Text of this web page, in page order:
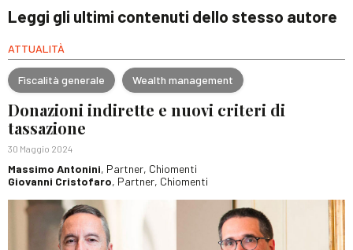
Leggi gli ultimi contenuti dello stesso autore
ATTUALITÀ
Fiscalità generale Wealth management
Donazioni indirette e nuovi criteri di
tassazione
30 Maggio 2024
Massimo Antonini, Partner, Chiomenti
Giovanni Cristofaro, Partner, Chiomenti